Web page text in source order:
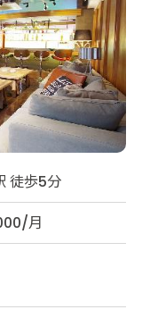
徒歩5分
月